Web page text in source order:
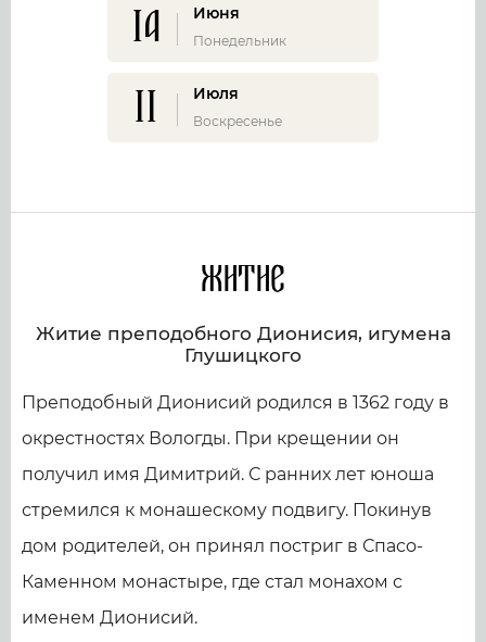
14 Июня
Понедельник
11 Июля
Воскресенье
Житие
Житие преподобного Дионисия, игумена
Глушицкого
Преподобный Дионисий родился в 1362 году в
окрестностях Вологды. При крещении он
получил имя Димитрий. С ранних лет юноша
стремился к монашескому подвигу. Покинув
дом родителей, он принял постриг в Спасо-
Каменном монастыре, где стал монахом с
именем Дионисий.